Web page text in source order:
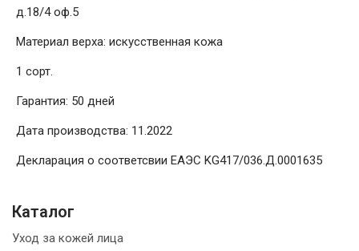
д.18/4 оф.5
Материал верха: искусственная кожа
1 сорт.
Гарантия: 50 дней
Дата производства: 11.2022
Декларация о соответсвии ЕАЭС KG417/036.Д.0001635
Каталог
Уход за кожей лица